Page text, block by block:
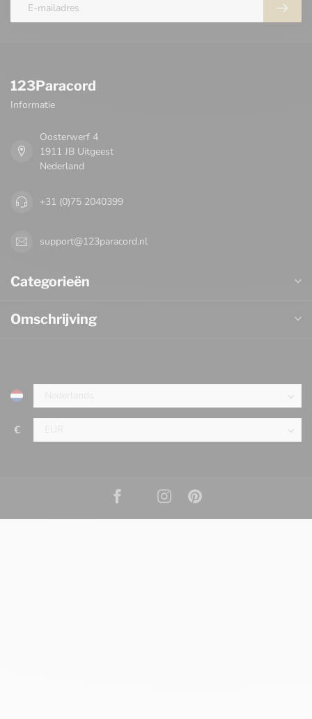
123Paracord
Informatie
Oosterwerf 4
1911 JB Uitgeest
Nederland
+31 (0)75 2040399
support@123paracord.nl
Categorieën
Omschrijving
€